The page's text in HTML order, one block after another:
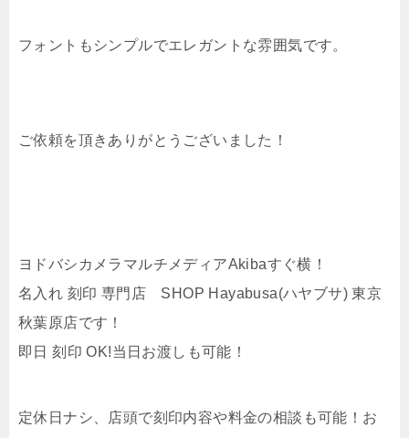
フォントもシンプルでエレガントな雰囲気です。
ご依頼を頂きありがとうございました！
ヨドバシカメラマルチメディアAkibaすぐ横！
名入れ 刻印 専門店 SHOP Hayabusa(ハヤブサ) 東京
秋葉原店です！
即日 刻印 OK!当日お渡しも可能！
定休日ナシ、店頭で刻印内容や料金の相談も可能！お